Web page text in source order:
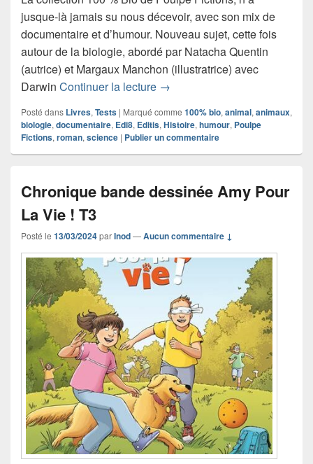
jusque-là jamais su nous décevoir, avec son mix de
documentaire et d’humour. Nouveau sujet, cette fois
autour de la biologie, abordé par Natacha Quentin
(autrice) et Margaux Manchon (illustratrice) avec
Darwin Continuer la lecture Chronique roman Darwin vu
→
Posté dans Livres, Tests | Marqué comme 100% bio, animal, animaux,
biologie, documentaire, Edi8, Editis, Histoire, humour, Poulpe
Fictions, roman, science | Publier un commentaire
Chronique bande dessinée Amy Pour
La Vie ! T3
Posté le 13/03/2024parInod—Aucun commentaire ↓